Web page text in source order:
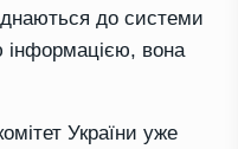
до системи
інформацією, вона
України уже